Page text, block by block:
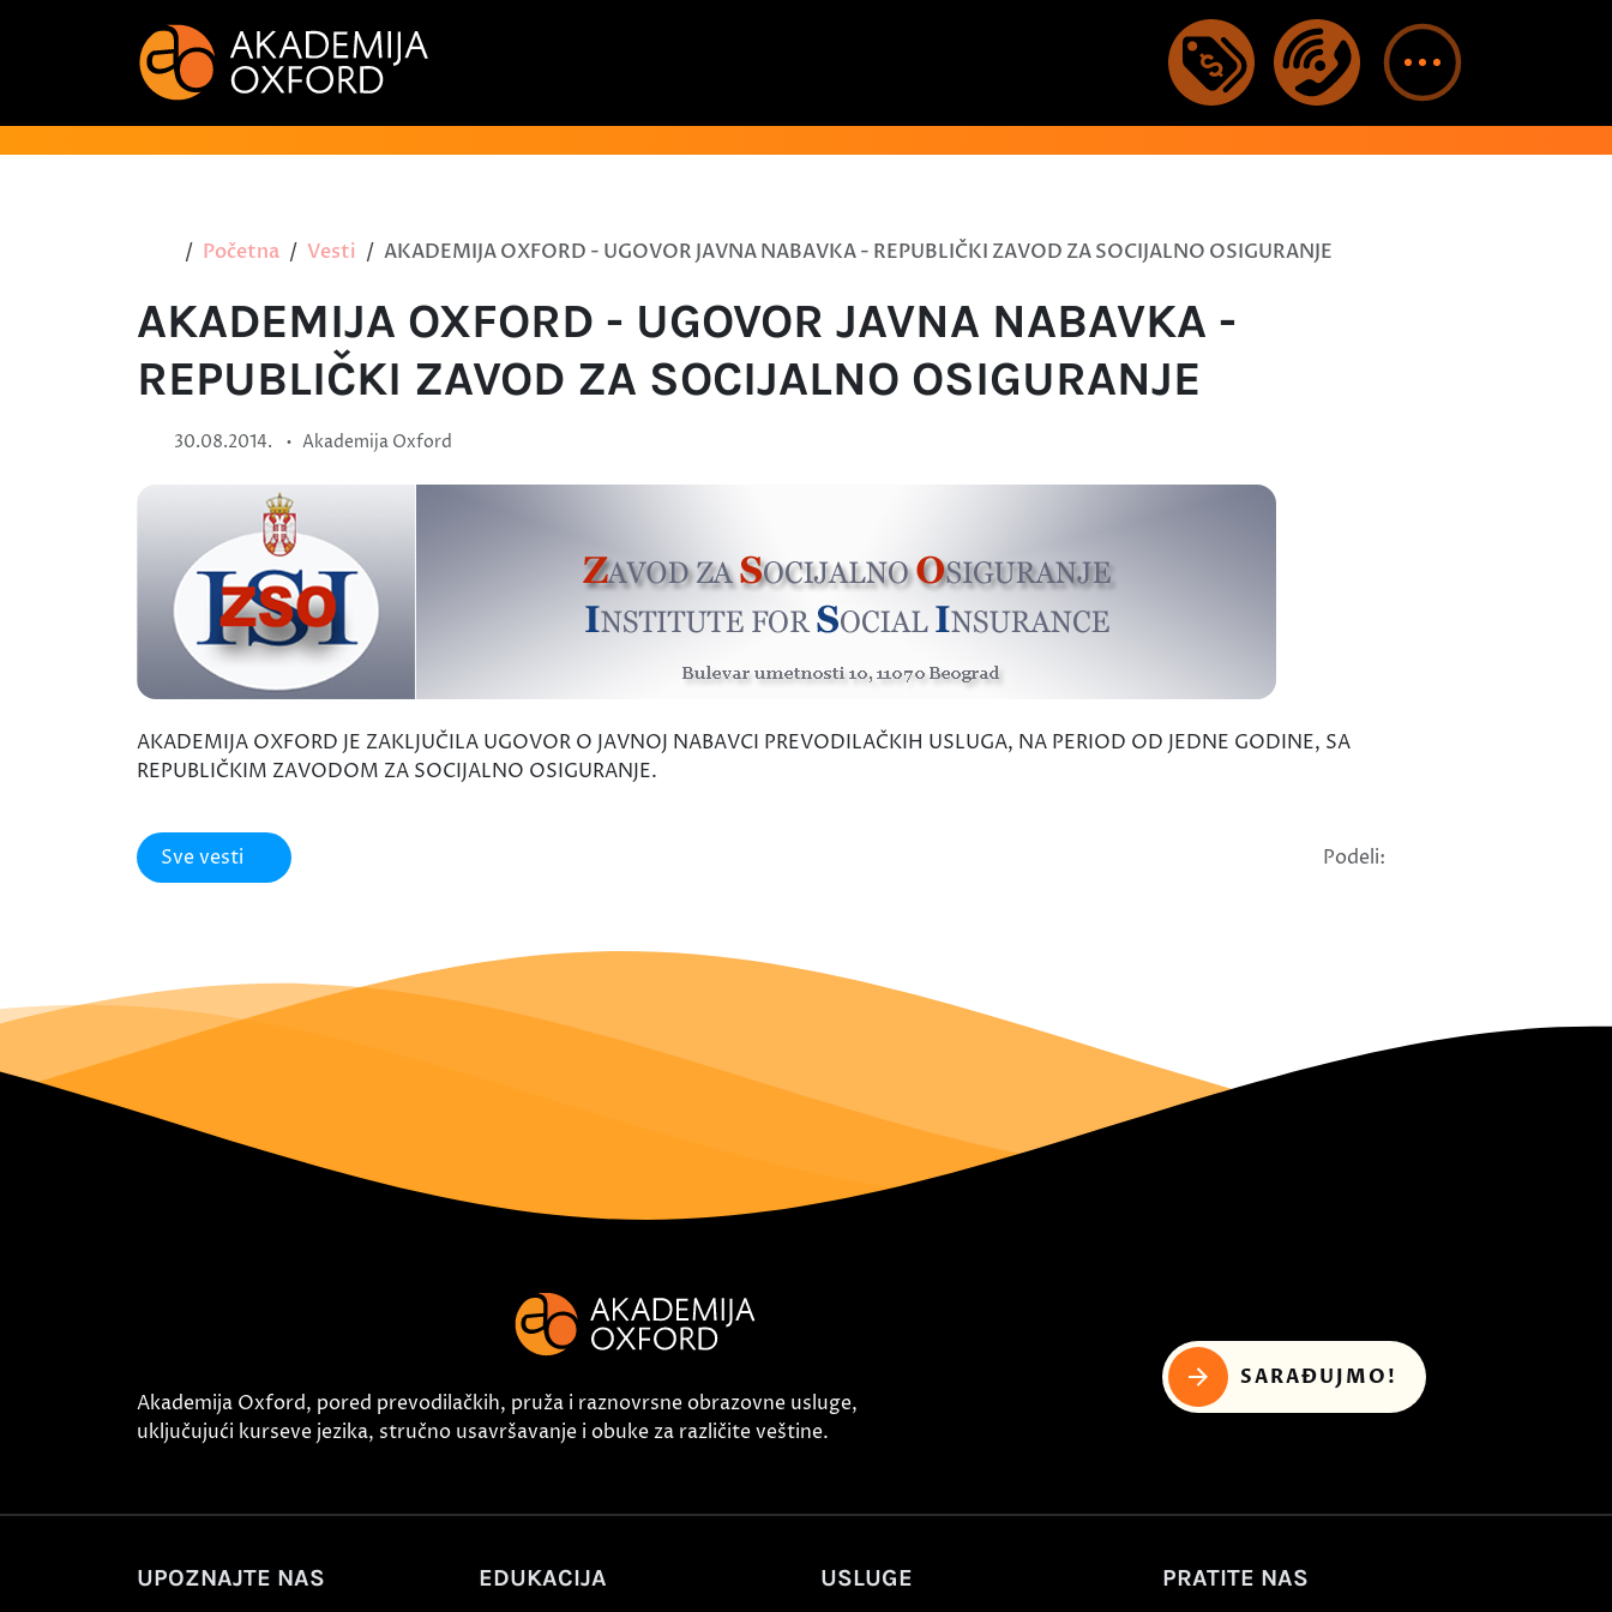
Početna Vesti AKADEMIJA OXFORD - UGOVOR JAVNA NABAVKA - REPUBLIČKI ZAVOD ZA SOCIJALNO OSIGURANJE
AKADEMIJA OXFORD - UGOVOR JAVNA NABAVKA -
REPUBLIČKI ZAVOD ZA SOCIJALNO OSIGURANJE
30.08.2014. • Akademija Oxford
AKADEMIJA OXFORD JE ZAKLJUČILA UGOVOR O JAVNOJ NABAVCI PREVODILAČKIH USLUGA, NA PERIOD OD JEDNE GODINE, SA
REPUBLIČKIM ZAVODOM ZA SOCIJALNO OSIGURANJE.
Sve vesti Podeli:
Akademija Oxford, pored prevodilačkih, pruža i raznovrsne obrazovne usluge,
uključujući kurseve jezika, stručno usavršavanje i obuke za različite veštine.
SARAĐUJMO!
UPOZNAJTE NAS EDUKACIJA USLUGE PRATITE NAS